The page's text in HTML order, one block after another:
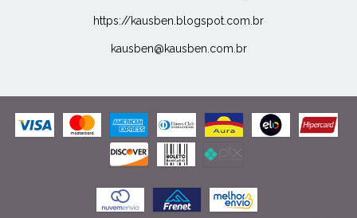
https://kausben.blogspot.com.br
kausben@kausben.com.br